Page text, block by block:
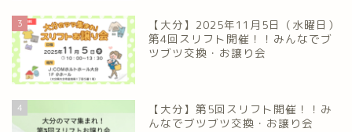
3
【大分】2025年11月5日（水曜日）
第4回スリフト開催！！みんなでブ
ツブツ交換・お譲り会
4
【大分】第5回スリフト開催！！み
んなでブツブツ交換・お譲り会